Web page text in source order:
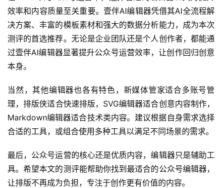
效率和内容质量至关重要。壹伴AI编辑器凭借其AI全流程解
决方案、丰富的模板素材和强大的数据分析能力，成为本次
测评的首选推荐。无论是企业团队还是个人创作者，都能通
过壹伴AI编辑器显著提升公众号运营效率，让创作回归创意
本身。
当然，其他编辑器也各有特色，新媒体管家适合多账号管
理，排版侠适合快速排版，SVG编辑器适合创意内容制作，
Markdown编辑器适合技术类内容。建议根据自身需求选择
合适的工具，或组合使用多种工具以满足不同场景的需求。
最后，公众号运营的核心还是优质内容，编辑器只是辅助工
具。希望本文的测评能帮助你找到最适合的公众号编辑器，
让排版不再成为负担，专注于创作更有价值的内容。